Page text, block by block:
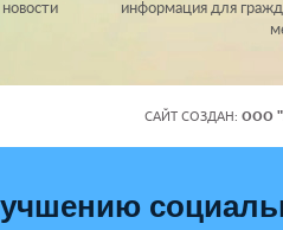
новости информация для
САЙТ СОЗДАН: ООО